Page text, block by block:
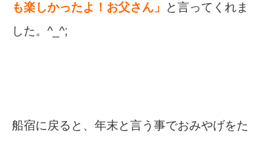
も楽しかったよ！お父さん」
と言ってくれま
した。^_^;
船宿に戻ると、年末と言う事でおみやげをた